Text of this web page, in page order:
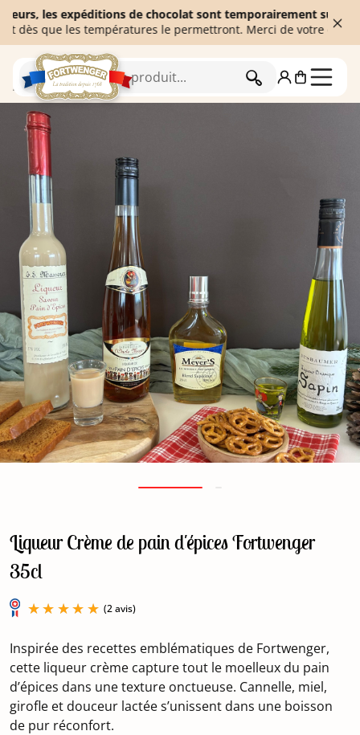
les expéditions de chocolat sont temporairement suspendues
les températures le permettront. Merci de votre
RECHERCHER
Accueil L'épicerie
Liqueur Crème de pain d'épices Fortwenger
35cl
(2 avis)
Inspirée des recettes emblématiques de Fortwenger,
cette liqueur crème capture tout le moelleux du pain
d’épices dans une texture onctueuse. Cannelle, miel,
girofle et douceur lactée s’unissent dans une boisson
de pur réconfort.